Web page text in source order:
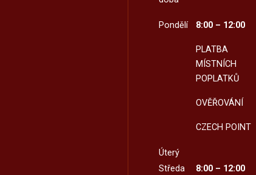
Pondělí 8:00 – 12:00
PLATBA
MÍSTNÍCH
POPLATKŮ
OVĚŘOVÁNÍ
CZECH POINT
Úterý
Středa
8:00 – 12:00